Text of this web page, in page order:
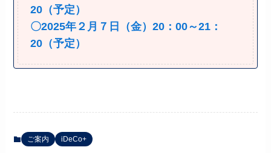
20（予定）
〇2025年２月７日（金）20：00～21：
20（予定）
ご案内 iDeCo+